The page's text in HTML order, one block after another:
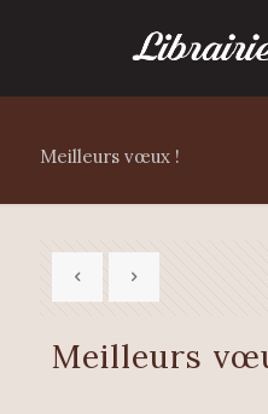
Meilleurs vœux !
Meilleurs